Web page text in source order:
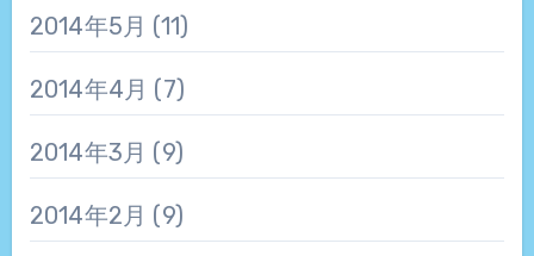
2014年5月 (11)
2014年4月 (7)
2014年3月 (9)
2014年2月 (9)